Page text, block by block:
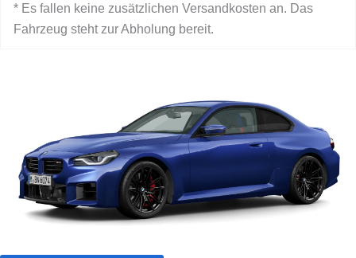
* Es fallen keine zusätzlichen Versandkosten an. Das
Fahrzeug steht zur Abholung bereit.